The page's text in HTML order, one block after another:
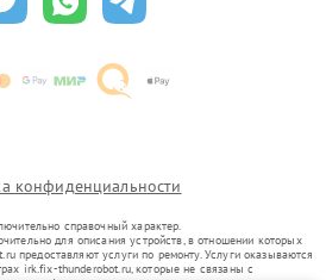
конфиденциальности
справочный характер.
для описания устройств, в отношении которых
предоставляют услуги по ремонту. Услуги оказываются
irk.fix-thunderobot.ru, которые не связаны с